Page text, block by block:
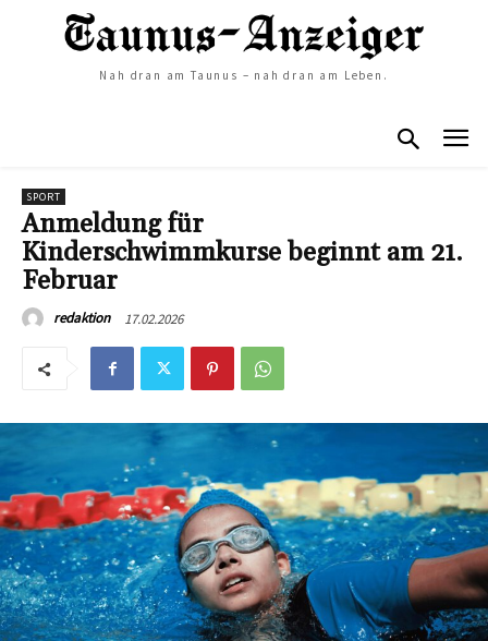
Nah dran am Taunus – nah dran am Leben.
SPORT
Anmeldung für
Kinderschwimmkurse beginnt am 21.
Februar
redaktion 17.02.2026